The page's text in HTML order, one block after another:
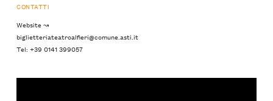
CONTATTI
Website ↝
biglietteriateatroalfieri@comune.asti.it
Tel: +39 0141 399057